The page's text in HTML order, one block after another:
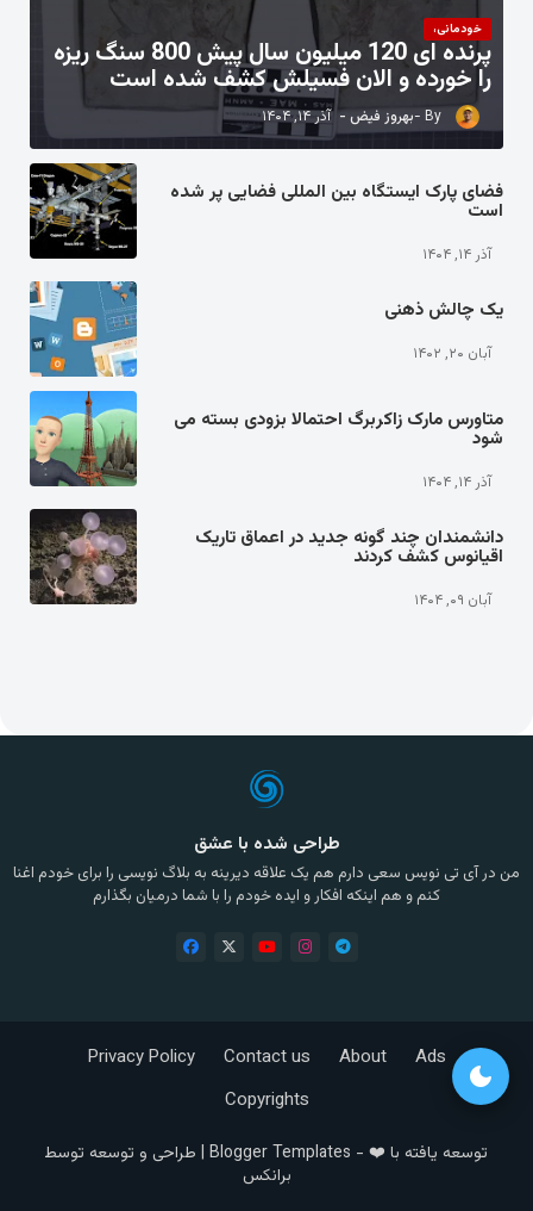
خودمانی،
پرنده ای 120 میلیون سال پیش 800 سنگ ریزه
را خورده و الان فسیلش کشف شده است
بهروز فیض آذر ۱۴, ۱۴۰۴
فضای پارک ایستگاه بین المللی فضایی پر شده
است
آذر ۱۴, ۱۴۰۴
یک چالش ذهنی
آبان ۲۰, ۱۴۰۲
متاورس مارک زاکربرگ احتمالا بزودی بسته می
شود
آذر ۱۴, ۱۴۰۴
دانشمندان چند گونه جدید در اعماق تاریک
اقیانوس کشف کردند
آبان ۰۹, ۱۴۰۴
طراحی شده با عشق
من در آی تی نویس سعی دارم هم یک علاقه دیرینه به بلاگ نویسی را برای خودم اغنا
کنم و هم اینکه افکار و ایده خودم را با شما درمیان بگذارم
توسعه یافته با ❤️ - Blogger Templates | طراحی و توسعه توسط
برانکس
Ads
About
Contact us
Privacy Policy
Copyrights
dark_mode